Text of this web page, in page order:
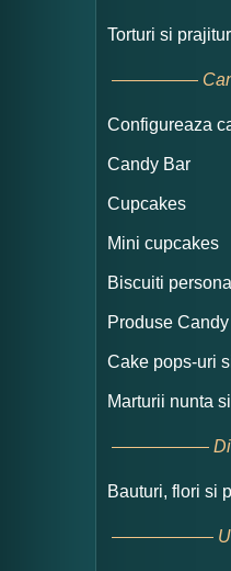
Torturi si
Configureaza
Candy Bar
Cupcakes
Mini cupcakes
Biscuiti
Produse
Cake pops-uri
Marturii nunta
Bauturi, flori si